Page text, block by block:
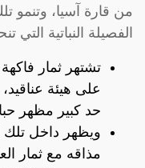
من قارة آسيا، وتنمو
الفصيلة النباتية التي
تشتهر ثمار
على هيئة
حد كبير مظهر
ويظهر داخل تلك
مذاقه مع ثمار